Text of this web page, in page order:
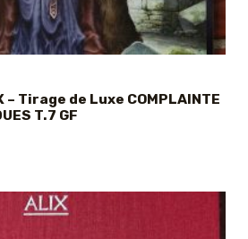
– Tirage de Luxe COMPLAINTE
T.7 GF